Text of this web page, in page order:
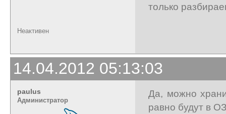
только
Неактивен
14.04.2012 05:13:03
paulus
Администратор
Да, можно
равно будут в